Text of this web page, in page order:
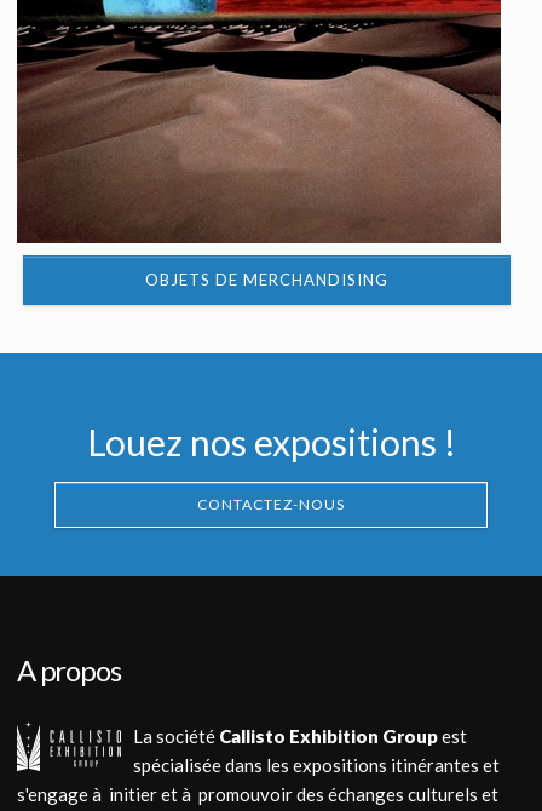
OBJETS DE MERCHANDISING
Louez nos expositions !
CONTACTEZ-NOUS
A propos
La société Callisto Exhibition Groupest
spécialisée dans les expositions itinérantes et
s'engage à initier et à promouvoir des échanges culturels et